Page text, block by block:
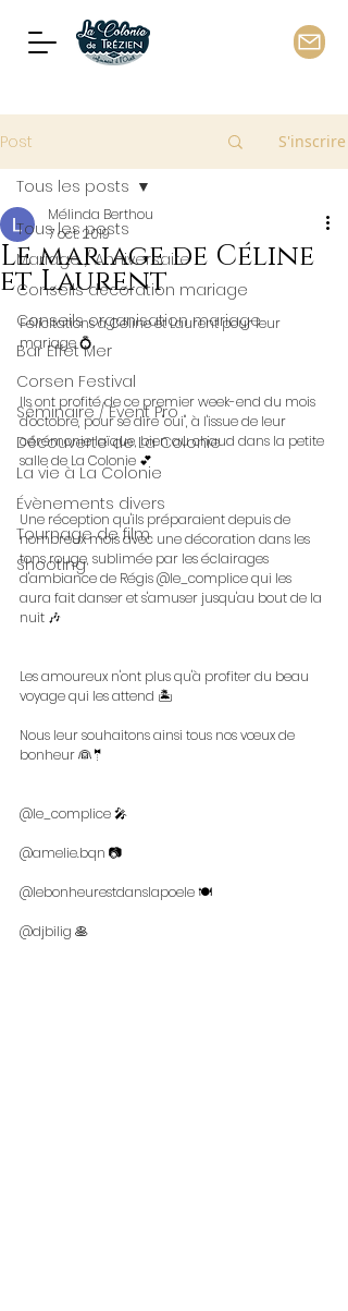
Post S'inscrire
Tous les posts
Mariage / Anniversaire
Conseils décoration mariage
Conseils organisation mariage
Bar Effet Mer
Corsen Festival
Séminaire / Event Pro
Découverte de La Colonie
La vie à La Colonie
Évènements divers
Tournage de film
Shooting
Tous les posts
Le mariage de Céline
et Laurent
Mélinda Berthou
7 oct. 2019
Félicitations à Céline et Laurent pour leur
mariage 💍
Ils ont profité de ce premier week-end du mois
d'octobre, pour se dire "oui", à l'issue de leur
cérémonie laïque, bien au chaud dans la petite
salle de La Colonie 💕
Une réception qu'ils préparaient depuis de
nombreux mois avec une décoration dans les
tons rouge, sublimée par les éclairages
d'ambiance de Régis @le_complice qui les
aura fait danser et s'amuser jusqu'au bout de la
nuit 🎶
Les amoureux n'ont plus qu'à profiter du beau
voyage qui les attend 🏝️
Nous leur souhaitons ainsi tous nos vœux de
bonheur 👰🤵
@le_complice 🎤
@amelie.bqn 📷
@lebonheurestdanslapoele 🍽️
@djbilig 🥞